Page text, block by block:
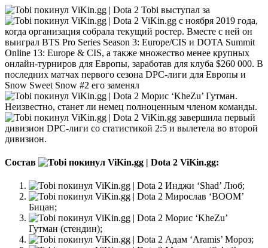
Tobi выступал за
ViKin.gg с ноября 2019 года,
когда организация собрала текущий ростер. Вместе с ней он
выиграл BTS Pro Series Season 3: Europe/CIS и DOTA Summit
Online 13: Europe & CIS, а также множество менее крупных
онлайн-турниров для Европы, заработав для клуба $260 000. В
последних матчах первого сезона DPC-лиги для Европы и
Snow Sweet Snow #2 его заменял
Морис ‘KheZu’ Гутман.
Неизвестно, станет ли немец полноценным членом команды.
ViKin.gg завершила первый
дивизион DPC-лиги со статистикой 2:5 и вылетела во второй
дивизион.
Состав ViKin.gg:
Инджи ‘Shad’ Люб;
Мирослав ‘BOOM’
Бицан;
Морис ‘KheZu’
Гутман (стендин);
Адам ‘Aramis’ Мороз;